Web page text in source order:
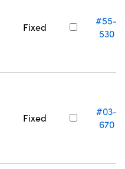
Fixed
#55-
530
Fixed
#03-
670